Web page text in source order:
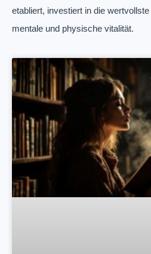
etabliert, investiert in die
mentale und physische vitalität.